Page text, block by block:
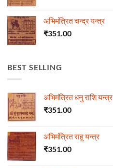
अभिमंत्रित चन्द्र यन्त्र
₹351.00
BEST SELLING
अभिमंत्रित धनु राशि यन्त्र
₹351.00
अभिमंत्रित राहू यन्त्र
₹351.00